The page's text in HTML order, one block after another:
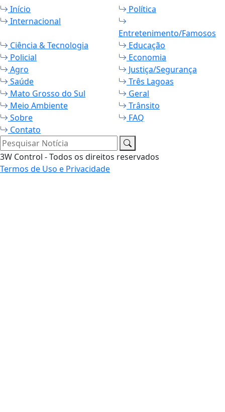
Início
Política
Internacional
Entretenimento/Famosos
Ciência & Tecnologia
Educação
Policial
Economia
Agro
Justiça/Segurança
Saúde
Três Lagoas
Mato Grosso do Sul
Geral
Meio Ambiente
Trânsito
Sobre
FAQ
Contato
Pesquisar Notícia
3W Control - Todos os direitos reservados
Termos de Uso e Privacidade